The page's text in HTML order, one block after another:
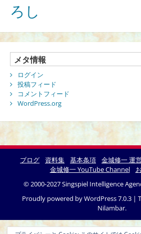
ろし
メタ情報
ログイン
投稿フィード
コメントフィード
WordPress.org
ブログ 資料集 基本条項
金城修一 運
金城修一 YouTube Channel
© 2000-2027 Singspiel Intelligence
Proudly powered by WordPress 7.0.3 |
Nilambar.